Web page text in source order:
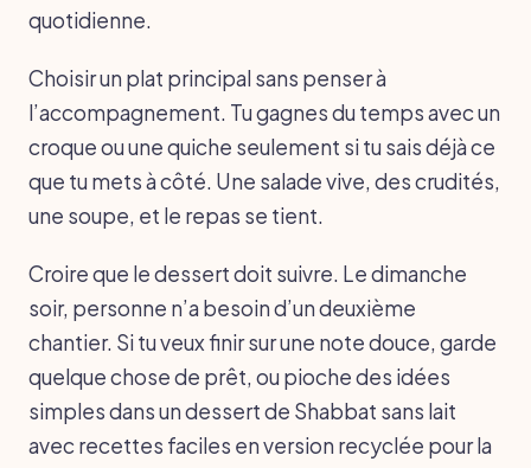
quotidienne.
Choisir un plat principal sans penser à
l’accompagnement. Tu gagnes du temps avec un
croque ou une quiche seulement si tu sais déjà ce
que tu mets à côté. Une salade vive, des crudités,
une soupe, et le repas se tient.
Croire que le dessert doit suivre. Le dimanche
soir, personne n’a besoin d’un deuxième
chantier. Si tu veux finir sur une note douce, garde
quelque chose de prêt, ou pioche des idées
simples dans un dessert de Shabbat sans lait
avec recettes faciles en version recyclée pour la